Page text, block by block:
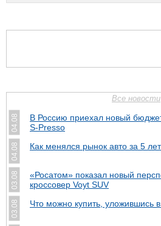
Все новости
04.08
В Россию приехал новый
S-Presso
04.08 Как менялся рынок авто за 5
03.08
«Росатом» показал новый
кроссовер Voyt SUV
03.08 Что можно купить, уложившись